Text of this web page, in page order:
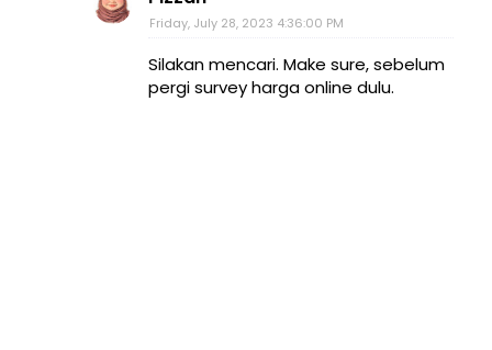
Friday, July 28, 2023 4:36:00 PM
Silakan mencari. Make sure, sebelum
pergi survey harga online dulu.